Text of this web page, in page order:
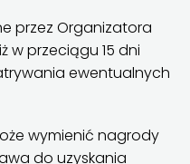
przez Organizatora
w przeciągu 15 dni
ewentualnych
wymienić nagrody
do uzyskania